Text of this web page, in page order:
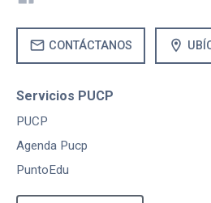
mail CONTÁCTANOS location_on
Servicios PUCP
PUCP
Agenda Pucp
PuntoEdu